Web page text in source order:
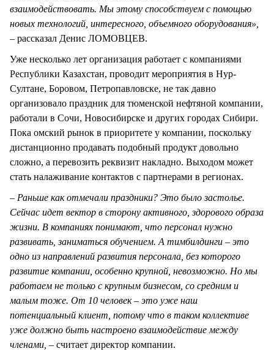
взаимодействовать. Мы этому способствуем с помощью
новых технологий, интересного, объемного оборудования»,
– рассказал Денис ЛОМОВЦЕВ.
Уже несколько лет организация работает с компаниями
Республики Казахстан, проводит мероприятия в Нур-
Султане, Боровом, Петропавловске, не так давно
организовало праздник для тюменской нефтяной компании,
работали в Сочи, Новосибирске и других городах Сибири.
Пока омский рынок в приоритете у компании, поскольку
дистанционно продавать подобный продукт довольно
сложно, а перевозить реквизит накладно. Выходом может
стать налаживание контактов с партнерами в регионах.
– Раньше как отмечали праздники? Это было застолье.
Сейчас идет вектор в сторону активного, здорового образа
жизни. В компаниях понимают, что персонал нужно
развивать, заниматься обучением. А тимбилдинги – это
одно из направлений развития персонала, без которого
развитие компании, особенно крупной, невозможно. Но мы
работаем не только с крупным бизнесом, со средним и
малым тоже. От 10 человек – это уже наш
потенциальный клиент, потому что в таком коллективе
уже должно быть настроено взаимодействие между
членами, – считает директор компании.